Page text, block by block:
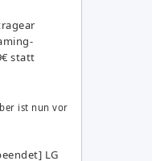
statt
ist nun vor
LG